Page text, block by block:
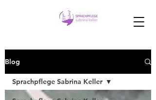
Blog
Sprachpflege Sabrina Keller